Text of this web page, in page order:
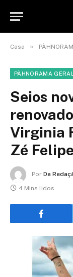
Casa »
PÀHNORAMA GERAL
Seios
Virginia
Zé
Por Da
4 Mins lidos